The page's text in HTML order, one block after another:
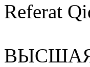
Referat